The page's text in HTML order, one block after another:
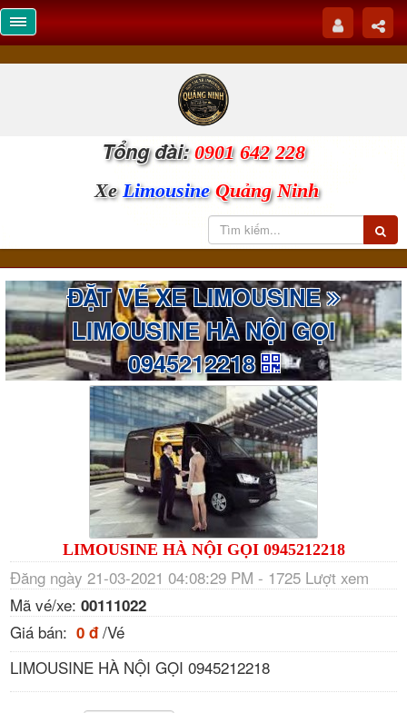
Tổng đài: 0901 642 228
XeLimousineQuảng Ninh
ĐẶT VÉ XE LIMOUSINE
LIMOUSINE HÀ NỘI GỌI
0945212218
LIMOUSINE HÀ NỘI GỌI 0945212218
Đăng ngày 21-03-2021 04:08:29 PM - 1725 Lượt xem
Mã vé/xe: 00111022
Giá bán: 0 đ /Vé
LIMOUSINE HÀ NỘI GỌI 0945212218